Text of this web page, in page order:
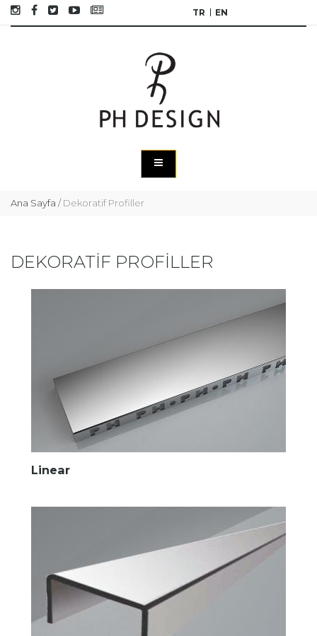
TR EN
Ana Sayfa /Dekoratif Profiller
DEKORATİF PROFİLLER
Linear